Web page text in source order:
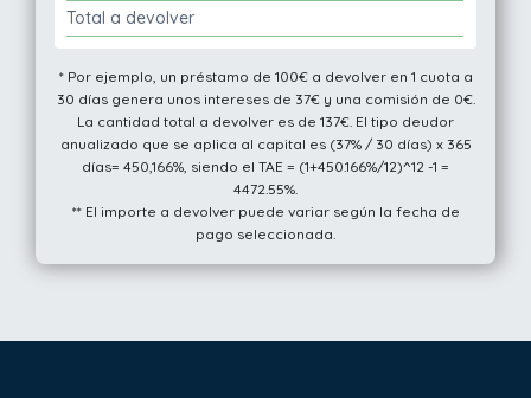
Total a devolver
* Por ejemplo, un préstamo de 100€ a devolver en 1 cuota a
30 días genera unos intereses de 37€ y una comisión de 0€.
La cantidad total a devolver es de 137€. El tipo deudor
anualizado que se aplica al capital es (37% / 30 días) x 365
días= 450,166%, siendo el TAE = (1+450.166%/12)^12 -1 =
4472.55%.
** El importe a devolver puede variar según la fecha de
pago seleccionada.